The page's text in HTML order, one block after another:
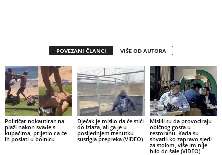
POVEZANI ČLANCI VIŠE OD AUTORA
Političar nokautiran na
plaži nakon svađe s
kupačima, prijetio da će
ih poslati u bolnicu
Dječak je mislio da će stići
do izlaza, ali ga je u
posljednjem trenutku
sustigla prepreka (VIDEO)
Mislili su da provociraju
običnog gosta u
restoranu. Kada su
shvatili ko zapravo sjedi
za stolom, više im nije
bilo do šale (VIDEO)